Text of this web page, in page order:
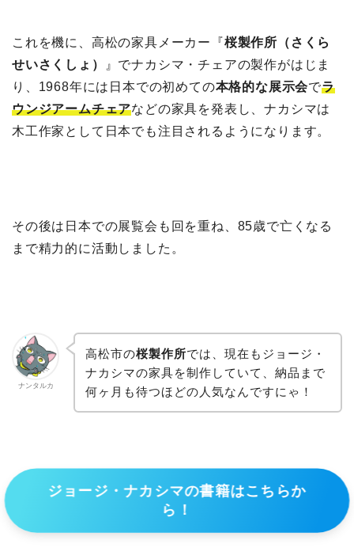
これを機に、高松の家具メーカー『桜製作所（さくら
せいさくしょ）
』でナカシマ・チェアの製作がはじま
り、1968年には日本での初めての本格的な展示会でラ
ウンジアームチェアなどの家具を発表し、ナカシマは
木工作家として日本でも注目されるようになります。
その後は日本での展覧会も回を重ね、85歳で亡くなる
まで精力的に活動しました。
ナンタルカ
高松市の桜製作所では、現在もジョージ・
ナカシマの家具を制作していて、納品まで
何ヶ月も待つほどの人気なんですにゃ！
ジョージ・ナカシマの書籍はこちらか
ら！